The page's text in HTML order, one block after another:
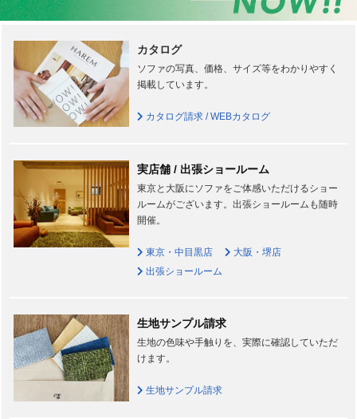
カタログ
ソファの写真、価格、サイズ等をわかりやすく
掲載しています。
カタログ請求 / WEBカタログ
実店舗 / 出張ショールーム
東京と大阪にソファをご体感いただけるショー
ルームがございます。出張ショールームも随時
開催。
東京・中目黒店
大阪・堺店
出張ショールーム
生地サンプル請求
生地の色味や手触りを、実際に確認していただ
けます。
生地サンプル請求